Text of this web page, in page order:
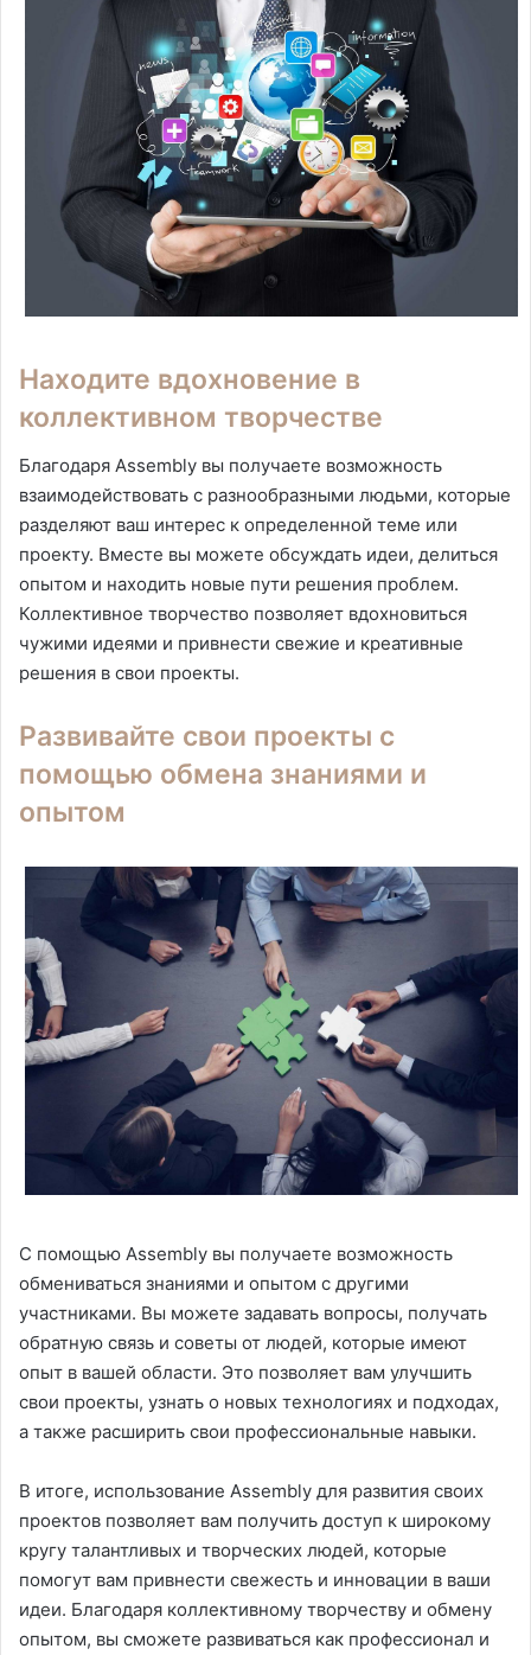
Находите вдохновение в
коллективном творчестве
Благодаря Assembly вы получаете возможность
взаимодействовать с разнообразными людьми, которые
разделяют ваш интерес к определенной теме или
проекту. Вместе вы можете обсуждать идеи, делиться
опытом и находить новые пути решения проблем.
Коллективное творчество позволяет вдохновиться
чужими идеями и привнести свежие и креативные
решения в свои проекты.
Развивайте свои проекты с
помощью обмена знаниями и
опытом
С помощью Assembly вы получаете возможность
обмениваться знаниями и опытом с другими
участниками. Вы можете задавать вопросы, получать
обратную связь и советы от людей, которые имеют
опыт в вашей области. Это позволяет вам улучшить
свои проекты, узнать о новых технологиях и подходах,
а также расширить свои профессиональные навыки.
В итоге, использование Assembly для развития своих
проектов позволяет вам получить доступ к широкому
кругу талантливых и творческих людей, которые
помогут вам привнести свежесть и инновации в ваши
идеи. Благодаря коллективному творчеству и обмену
опытом, вы сможете развиваться как профессионал и